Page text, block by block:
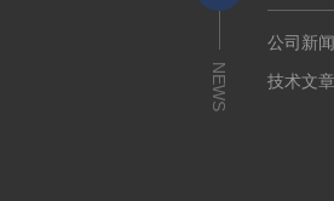
NEWS
公司新
技术文